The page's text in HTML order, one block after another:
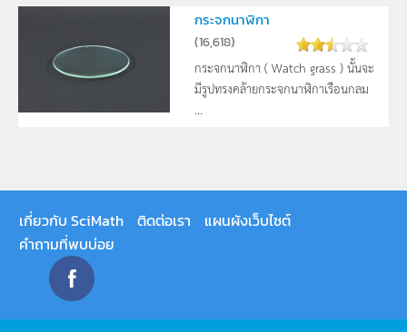
กระจกนาฬิกา
(16,618)
กระจกนาฬิกา ( Watch grass ) นั้นจะ
มีรูปทรงคล้ายกระจกนาฬิกาเรือนกลม
...
เกี่ยวกับ SciMath ติดต่อเรา
แผนผังเว็บไซต์
คำถามที่พบบ่อย